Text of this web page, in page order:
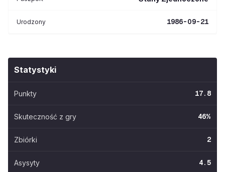
Urodzony 1986-09-21
Statystyki
Punkty 17.8
Skuteczność z gry 46%
Zbiórki 2
Asysyty 4.5